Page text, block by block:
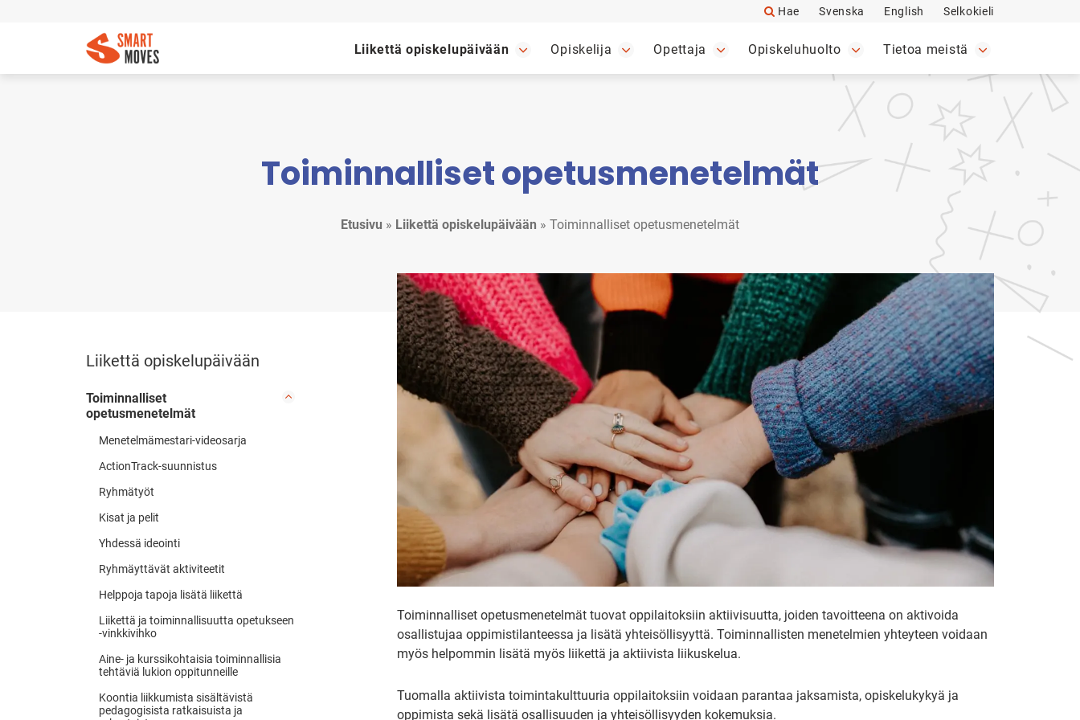
Hae Svenska English Selkokieli
Liikettä opiskelupäivään Opiskelija Opettaja Opiskeluhuolto Tietoa meistä
Toiminnalliset opetusmenetelmät
Etusivu » Liikettä opiskelupäivään » Toiminnalliset opetusmenetelmät
Liikettä opiskelupäivään
Toiminnalliset
opetusmenetelmät
Menetelmämestari-videosarja
ActionTrack-suunnistus
Ryhmätyöt
Kisat ja pelit
Yhdessä ideointi
Ryhmäyttävät aktiviteetit
Helppoja tapoja lisätä liikettä
Liikettä ja toiminnallisuutta opetukseen
-vinkkivihko
Aine- ja kurssikohtaisia toiminnallisia
tehtäviä lukion oppitunneille
Koontia liikkumista sisältävistä
pedagogisista ratkaisuista ja
Toiminnalliset opetusmenetelmät tuovat oppilaitoksiin aktiivisuutta, joiden tavoitteena on aktivoida
osallistujaa oppimistilanteessa ja lisätä yhteisöllisyyttä. Toiminnallisten menetelmien yhteyteen voidaan
myös helpommin lisätä myös liikettä ja aktiivista liikuskelua.
Tuomalla aktiivista toimintakulttuuria oppilaitoksiin voidaan parantaa jaksamista, opiskelukykyä ja
oppimista sekä lisätä osallisuuden ja yhteisöllisyyden kokemuksia.